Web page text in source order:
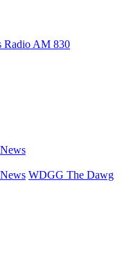
AM 830
WDGG The Dawg